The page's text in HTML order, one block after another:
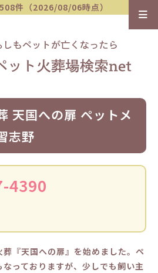
件（2026/08/06時点）
天国への扉 ペットメ
志野
4390
『天国への扉』を始めました。ペ
っておりますが、少しでも飼い主